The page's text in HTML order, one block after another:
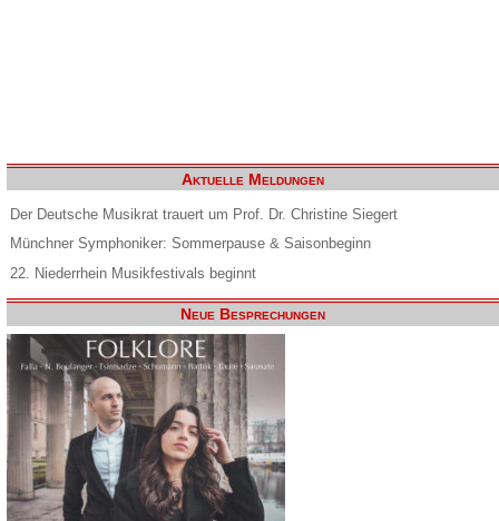
Aktuelle Meldungen
Der Deutsche Musikrat trauert um Prof. Dr. Christine Siegert
Münchner Symphoniker: Sommerpause & Saisonbeginn
22. Niederrhein Musikfestivals beginnt
Neue Besprechungen